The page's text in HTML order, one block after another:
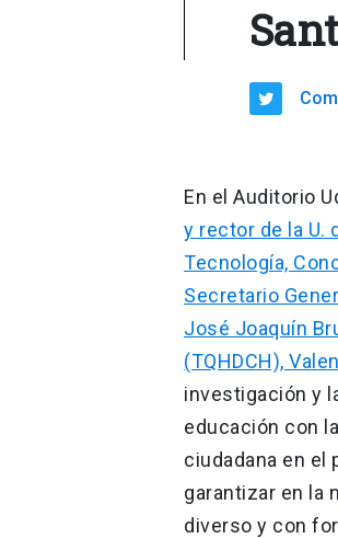
En el Auditorio
y rector de la U.
Tecnología,
Secretario
José Joaquín
(TQHDCH),
investigación y
educación con
ciudadana en el
garantizar en la
diverso y con